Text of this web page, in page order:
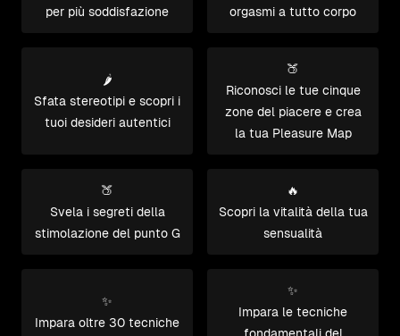
per più soddisfazione
orgasmi a tutto corpo
🌶️
Sfata stereotipi e scopri i
tuoi desideri autentici
🍑
Riconosci le tue cinque
zone del piacere e crea
la tua Pleasure Map
🍑
Svela i segreti della
stimolazione del punto G
🔥
Scopri la vitalità della tua
sensualità
✨
Impara oltre 30 tecniche
✨
Impara le tecniche